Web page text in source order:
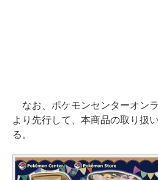
なお、ポケモンセンターオン
より先行して、本商品の取り扱
る。